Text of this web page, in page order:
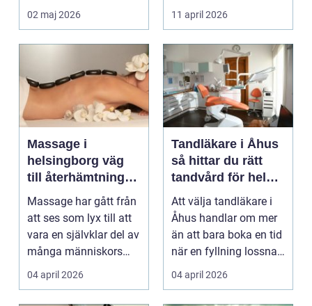
i Svedala handlar v...
02 maj 2026
vara svag....
11 april 2026
Massage i
helsingborg väg
till återhämtning
och hållbar hälsa
Massage har gått från
att ses som lyx till att
vara en självklar del av
många människors
friskvård. ...
04 april 2026
Tandläkare i Åhus
så hittar du rätt
tandvård för hela
familjen
Att välja tandläkare i
Åhus handlar om mer
än att bara boka en tid
när en fyllning lossnar
eller en ...
04 april 2026